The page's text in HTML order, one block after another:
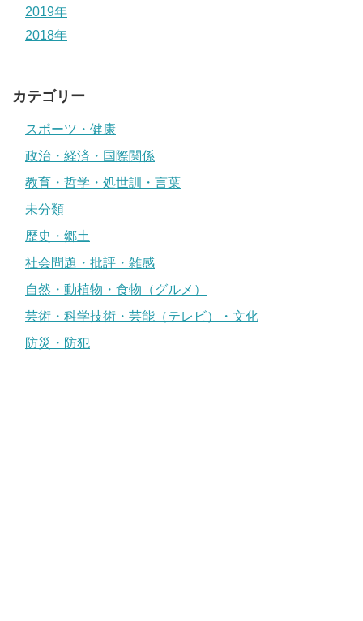
2019年
2018年
カテゴリー
スポーツ・健康
政治・経済・国際関係
教育・哲学・処世訓・言葉
未分類
歴史・郷土
社会問題・批評・雑感
自然・動植物・食物（グルメ）
芸術・科学技術・芸能（テレビ）・文化
防災・防犯